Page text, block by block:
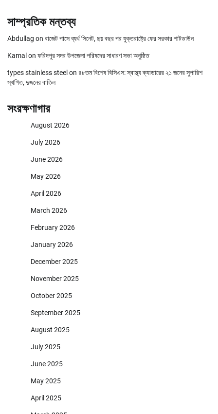
সাম্প্রতিক মন্তব্য
Abdullag on বাজেট পাসে ব্যর্থ সিনেট, ছয় বছর পর যুক্তরাষ্ট্রে ফের সরকার শাটডাউন
Kamal on ফরিদপুর সদর উপজেলা পরিষদের সাধারণ সভা অনুষ্ঠিত
types stainless steel on ৪৮তম বিশেষ বিসিএস: স্বাস্থ্য ক্যাডারের ২১ জনের সুপারিশ
স্থগিত, দুজনের বাতিল
সংরক্ষণাগার
August 2026
July 2026
June 2026
May 2026
April 2026
March 2026
February 2026
January 2026
December 2025
November 2025
October 2025
September 2025
August 2025
July 2025
June 2025
May 2025
April 2025